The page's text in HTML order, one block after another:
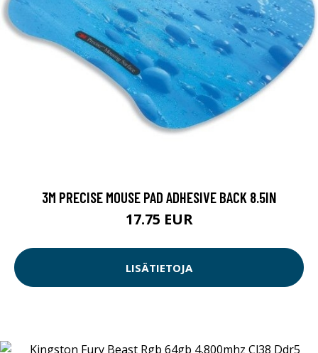
3M PRECISE MOUSE PAD ADHESIVE BACK 8.5IN
17.75 EUR
LISÄTIETOJA